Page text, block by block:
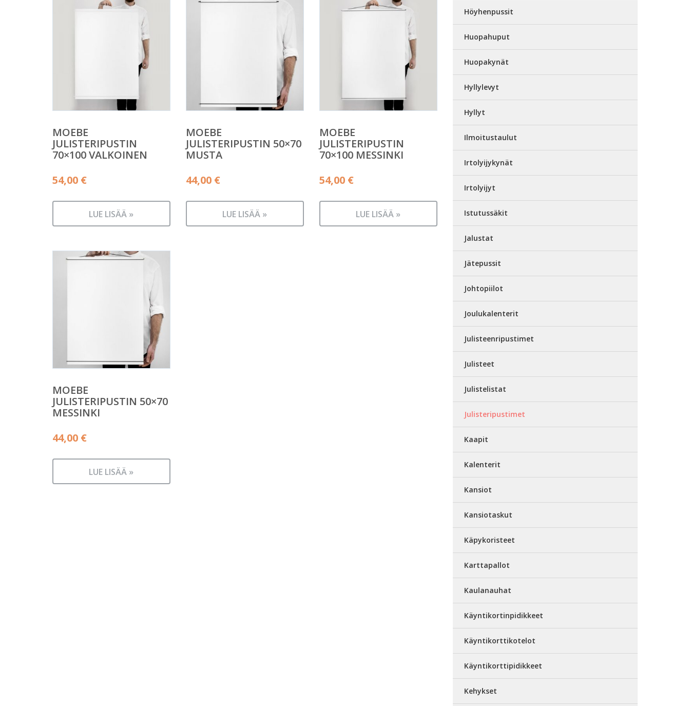
MOEBE
JULISTERIPUSTIN
70×100 VALKOINEN
54,00 €
LUE LISÄÄ »
MOEBE
JULISTERIPUSTIN 50×70
MUSTA
44,00 €
LUE LISÄÄ »
MOEBE
JULISTERIPUSTIN
70×100 MESSINKI
54,00 €
LUE LISÄÄ »
MOEBE
JULISTERIPUSTIN 50×70
MESSINKI
44,00 €
LUE LISÄÄ »
Höyhenpussit
Huopahuput
Huopakynät
Hyllylevyt
Hyllyt
Ilmoitustaulut
Irtolyijykynät
Irtolyijyt
Istutussäkit
Jalustat
Jätepussit
Johtopiilot
Joulukalenterit
Julisteenripustimet
Julisteet
Julistelistat
Julisteripustimet
Kaapit
Kalenterit
Kansiot
Kansiotaskut
Käpykoristeet
Karttapallot
Kaulanauhat
Käyntikortinpidikkeet
Käyntikorttikotelot
Käyntikorttipidikkeet
Kehykset